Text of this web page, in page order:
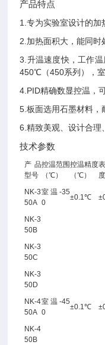
产品特点
1.专为实验室设计
2. 加热面积大，能同时
3. 升温速度快，工作
450℃（450系列）
，
4. PID精确数显控温，
5.板面选用石墨材料，
6.精致美观、设计合理
技术参数
产品
型号
控温范围
（℃）
控温精度
（℃）
度
NK-3
50A
室温-35
0
±0.1℃ ±
NK-3
50B
NK-3
50C
NK-3
50D
NK-4
50A
室温-45
0
±0.1℃ ±
NK-4
50B